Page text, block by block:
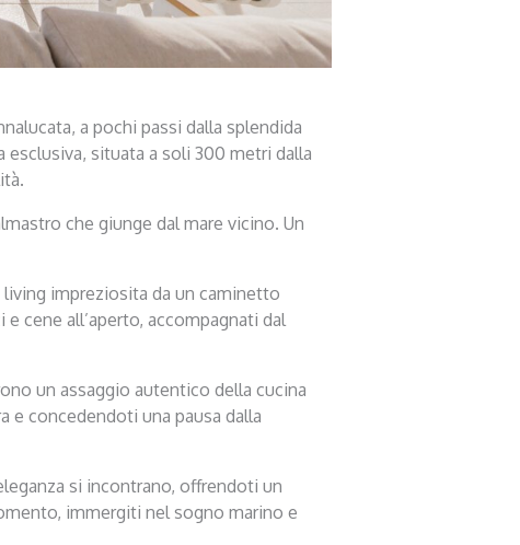
a pochi passi dalla splendida
situata a soli 300 metri dalla
che giunge dal mare vicino. Un
impreziosita da un caminetto
cene all’aperto, accompagnati dal
un assaggio autentico della cucina
e concedendoti una pausa dalla
si incontrano, offrendoti un
immergiti nel sogno marino e